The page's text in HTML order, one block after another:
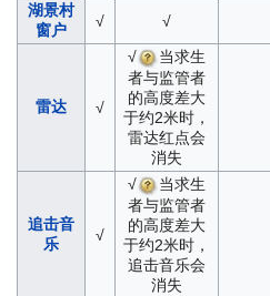
湖景村
窗户
√ √
雷达 √
√
当求生
者与监管者
的高度差大
于约2米时，
雷达红点会
消失
追击音
乐
√
√
当求生
者与监管者
的高度差大
于约2米时，
追击音乐会
消失